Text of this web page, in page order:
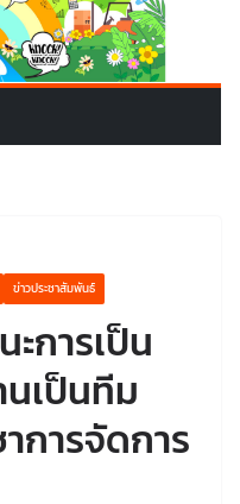
ข่าวประชาสัมพันธ์
การเป็น
นเป็นทีม
การจัดการ